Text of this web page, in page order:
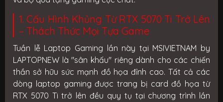
1. Cấu Hình Khủng Từ RTX 5070 Ti Trở Lên
– Thách Thức Mọi Tựa Game
Tuần lễ Laptop Gaming lần này tại MSIVIETNAM by
LAPTOPNEW là "sân khấu" riêng dành cho các chiến
thần sở hữu sức mạnh đồ họa đỉnh cao. Tất cả các
dòng laptop gaming được trang bị card đồ họa từ
RTX 5070 Ti trở lên đều quy tụ tại chương trình lần